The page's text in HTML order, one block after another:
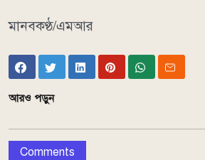
মানবকণ্ঠ/এমআর
আরও পড়ুন
Comments